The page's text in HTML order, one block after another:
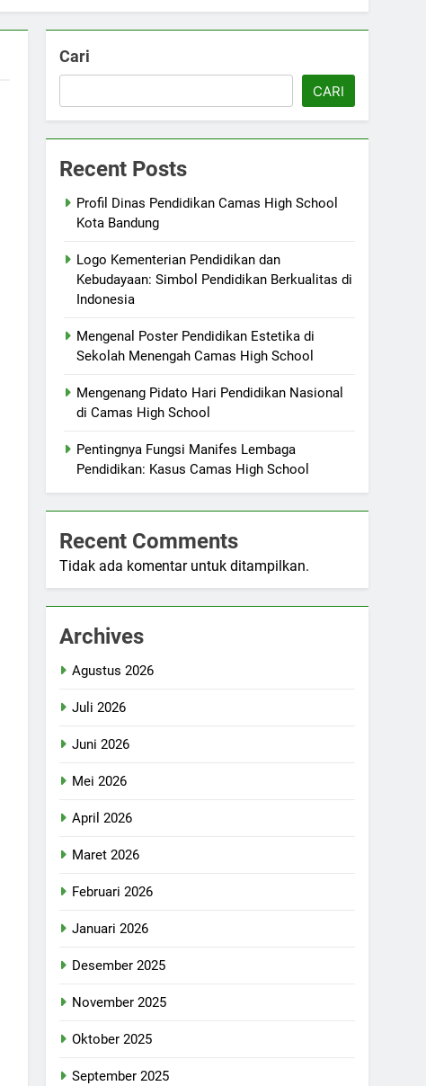
Cari
CARI
Recent Posts
Profil Dinas Pendidikan Camas High School
Kota Bandung
Logo Kementerian Pendidikan dan
Kebudayaan: Simbol Pendidikan Berkualitas di
Indonesia
Mengenal Poster Pendidikan Estetika di
Sekolah Menengah Camas High School
Mengenang Pidato Hari Pendidikan Nasional
di Camas High School
Pentingnya Fungsi Manifes Lembaga
Pendidikan: Kasus Camas High School
Recent Comments
Tidak ada komentar untuk ditampilkan.
Archives
Agustus 2026
Juli 2026
Juni 2026
Mei 2026
April 2026
Maret 2026
Februari 2026
Januari 2026
Desember 2025
November 2025
Oktober 2025
September 2025